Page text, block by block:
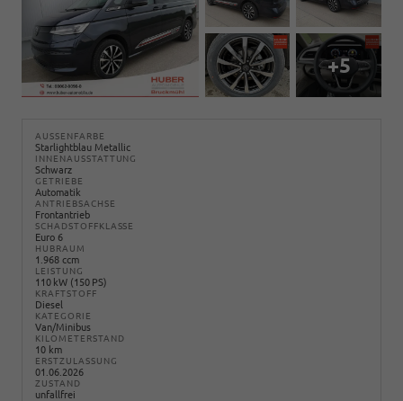
+5
AUSSENFARBE
Starlightblau Metallic
INNENAUSSTATTUNG
Schwarz
GETRIEBE
Automatik
ANTRIEBSACHSE
Frontantrieb
SCHADSTOFFKLASSE
Euro 6
HUBRAUM
1.968 ccm
LEISTUNG
110 kW (150 PS)
KRAFTSTOFF
Diesel
KATEGORIE
Van/Minibus
KILOMETERSTAND
10 km
ERSTZULASSUNG
01.06.2026
ZUSTAND
unfallfrei